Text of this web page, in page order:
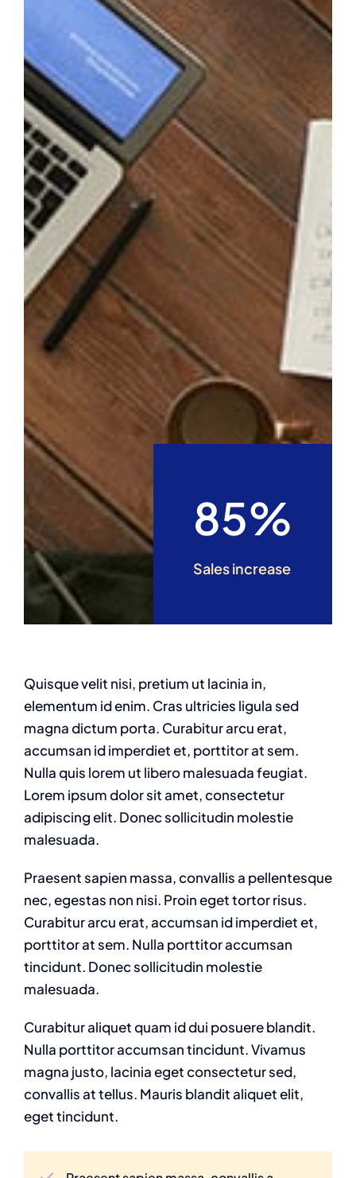
85%
Sales increase
Quisque velit nisi, pretium ut lacinia in,
elementum id enim. Cras ultricies ligula sed
magna dictum porta. Curabitur arcu erat,
accumsan id imperdiet et, porttitor at sem.
Nulla quis lorem ut libero malesuada feugiat.
Lorem ipsum dolor sit amet, consectetur
adipiscing elit. Donec sollicitudin molestie
malesuada.
Praesent sapien massa, convallis a pellentesque
nec, egestas non nisi. Proin eget tortor risus.
Curabitur arcu erat, accumsan id imperdiet et,
porttitor at sem. Nulla porttitor accumsan
tincidunt. Donec sollicitudin molestie
malesuada.
Curabitur aliquet quam id dui posuere blandit.
Nulla porttitor accumsan tincidunt. Vivamus
magna justo, lacinia eget consectetur sed,
convallis at tellus. Mauris blandit aliquet elit,
eget tincidunt.